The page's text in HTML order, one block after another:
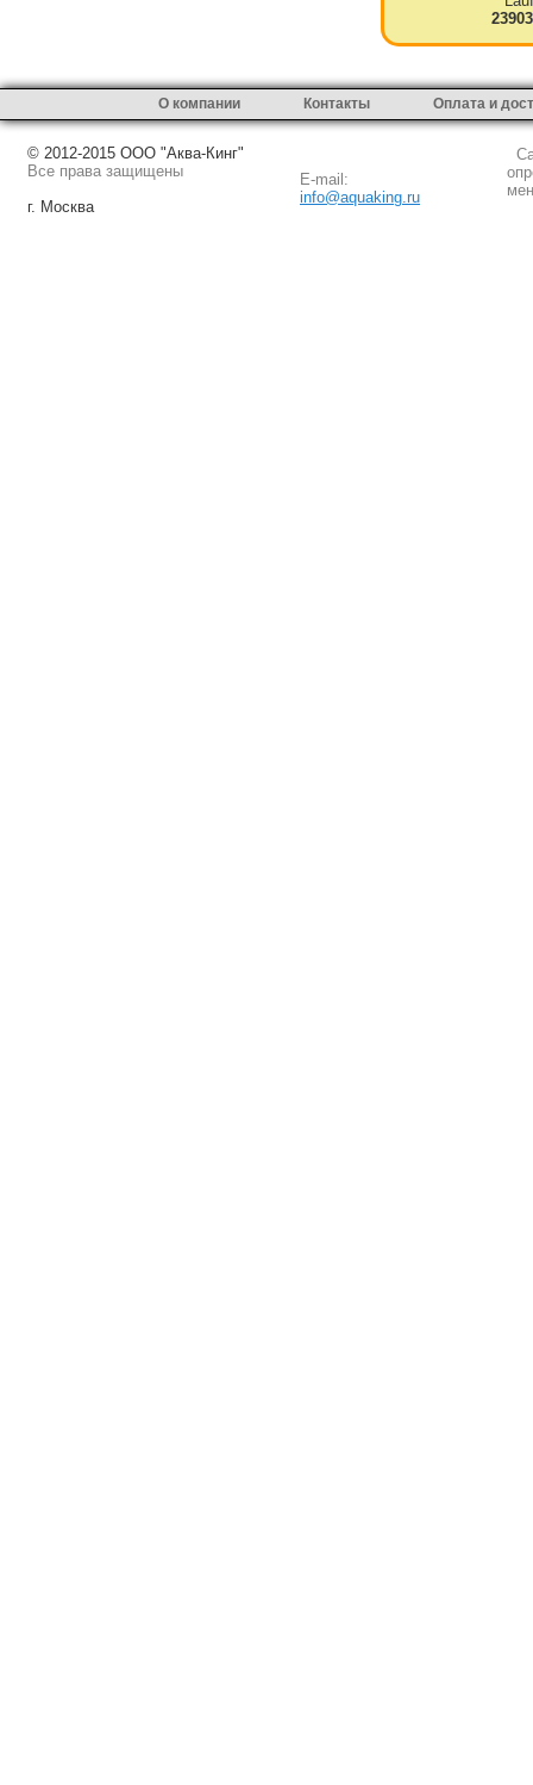
О компании Контакты Оплата и
© 2012-2015 ООО "Аква-Кинг"
Все права защищены
г. Москва
E-mail:
info@aquaking.ru